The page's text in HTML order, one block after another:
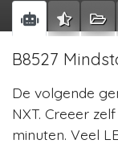
B8527
De volgende
NXT. Creeer
minuten. Veel